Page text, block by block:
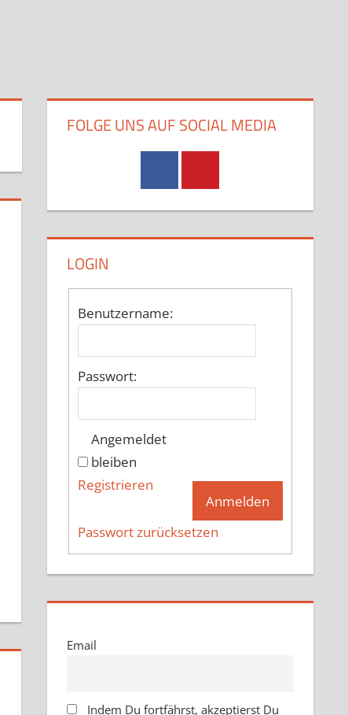
FOLGE UNS AUF SOCIAL MEDIA
LOGIN
Benutzername:
Passwort:
Angemeldet
bleiben
Anmelden
Registrieren
Passwort zurücksetzen
Email
Indem Du fortfährst, akzeptierst Du